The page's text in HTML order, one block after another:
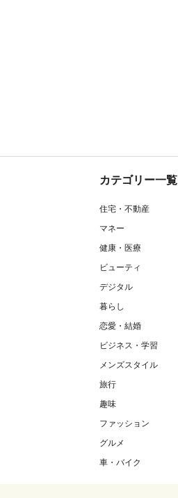
カテゴリー一覧
住宅・不動産
マネー
健康・医療
ビューティ
デジタル
暮らし
恋愛・結婚
ビジネス・学習
メンズスタイル
旅行
趣味
ファッション
グルメ
車・バイク